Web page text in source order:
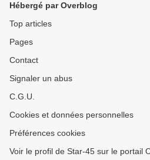
Hébergé par Overblog
Top articles
Pages
Contact
Signaler un abus
C.G.U.
Cookies et données personnelles
Préférences cookies
Voir le profil de Star-45 sur le portail